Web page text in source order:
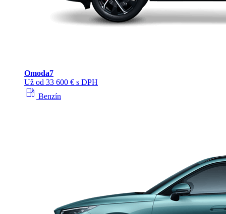
Omoda7
Už od 33 600 € s DPH
local_gas_station Benzín